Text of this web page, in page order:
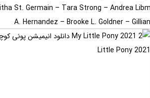
St. Germain – Tara Strong – Andrea
A. Hernandez – Brooke L. Goldner –